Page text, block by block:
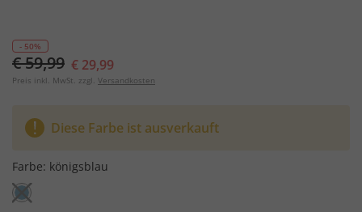
- 50%
€ 59,99 € 29,99
Preis inkl. MwSt. zzgl. Versandkosten
Diese Farbe ist ausverkauft
Farbe: königsblau